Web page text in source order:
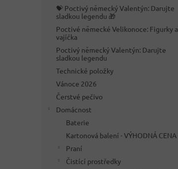
💝 Poctivý německý Valentýn: Darujte
sladkou legendu 🎁
Poctivé německé Velikonoce: Figurky a
vajíčka
Poctivý německý Valentýn: Darujte
sladkou legendu
Technické položky
Vánoce 2026
Čerstvé pečivo
Domácnost
Baterie
Kartonová balení - VÝHODNÁ CENA
Praní
Čistící prostředky